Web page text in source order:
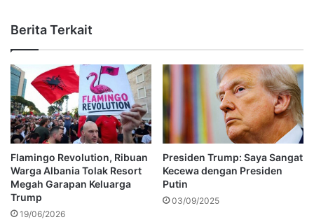
Berita Terkait
Flamingo Revolution, Ribuan
Warga Albania Tolak Resort
Megah Garapan Keluarga
Trump
19/06/2026
Presiden Trump: Saya Sangat
Kecewa dengan Presiden
Putin
03/09/2025